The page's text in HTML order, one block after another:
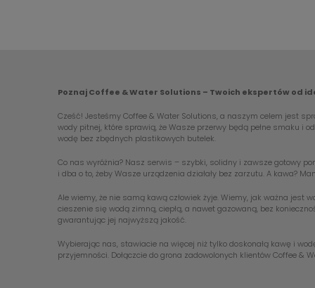
Poznaj Coffee & Water Solutions – Twoich ekspertów od
Cześć! Jesteśmy Coffee & Water Solutions, a naszym celem jest
wody pitnej, które sprawią, że Wasze przerwy będą pełne smaku i
wodę bez zbędnych plastikowych butelek.
Co nas wyróżnia? Nasz serwis – szybki, solidny i zawsze gotowy
i dba o to, żeby Wasze urządzenia działały bez zarzutu. A kawa?
Ale wiemy, że nie samą kawą człowiek żyje. Wiemy, jak ważna
cieszenie się wodą zimną, ciepłą, a nawet gazowaną, bez
gwarantując jej najwyższą jakość.
Wybierając nas, stawiacie na więcej niż tylko doskonałą kawę i
przyjemności. Dołączcie do grona zadowolonych klientów Coffee